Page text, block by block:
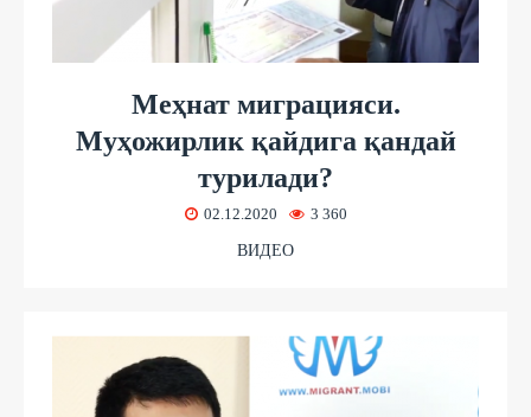
Меҳнат миграцияси.
Муҳожирлик қайдига қандай
турилади?
02.12.2020 3 360
ВИДЕО